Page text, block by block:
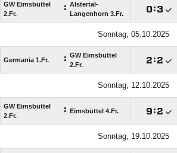
GW Eimsbüttel
2.Fr.
: Alstertal-
Langenhorn 3.Fr.
:
Sonntag, 05.10.2025
Germania 1.Fr. : GW Eimsbüttel
2.Fr.
:
Sonntag, 12.10.2025
GW Eimsbüttel
2.Fr.
: Eimsbüttel 4.Fr. :
Sonntag, 19.10.2025